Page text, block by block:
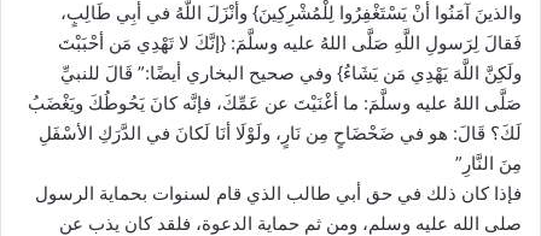
والذينَ آمَنُوا أنْ يَسْتَغْفِرُوا لِلْمُشْرِكِينَ} وأَنْزَلَ اللَّهُ في أبِي طَالِبٍ،
فَقالَ لِرَسولِ اللَّهِ صَلَّى اللهُ عليه وسلَّمَ: {إنَّكَ لا تَهْدِي مَن أحْبَبْتَ
ولَكِنَّ اللَّهَ يَهْدِي مَن يَشَاءُ} وفي صحيح البخاري أيضًا:” قَالَ للنبيِّ
صَلَّى اللهُ عليه وسلَّمَ: ما أغْنَيْتَ عن عَمِّكَ، فإنَّه كانَ يَحُوطُكَ ويَغْضَبُ
لَكَ؟ قَالَ: هو في ضَحْضَاحٍ مِن نَارٍ، ولَوْلَا أنَا لَكانَ في الدَّرَكِ الأسْفَلِ
مِنَ النَّارِ”
فإذا كان ذلك في حق أبي طالب الذي قام لسنوات بحماية الرسول
صلى الله عليه وسلم، ومن ثم حماية الدعوة، فلقد كان يذب عن